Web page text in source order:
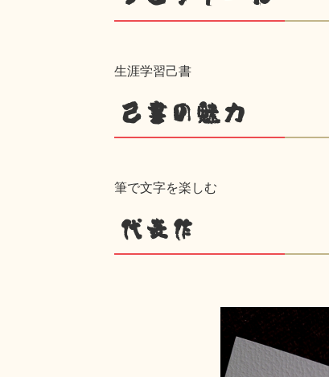
生涯学習己書
己書の魅力
筆で文字を楽しむ
代表作